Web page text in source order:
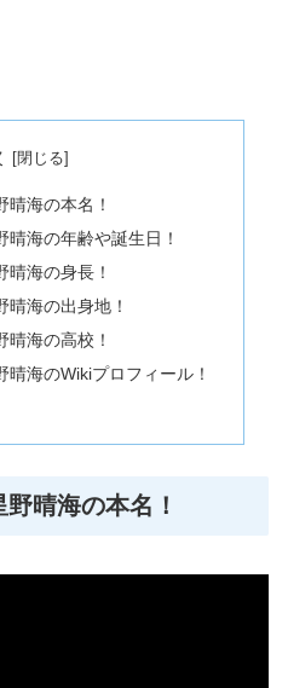
晴海の本名！
海の年齢や誕生日！
晴海の身長！
海の出身地！
晴海の高校！
海のWikiプロフィール！
晴海の本名！